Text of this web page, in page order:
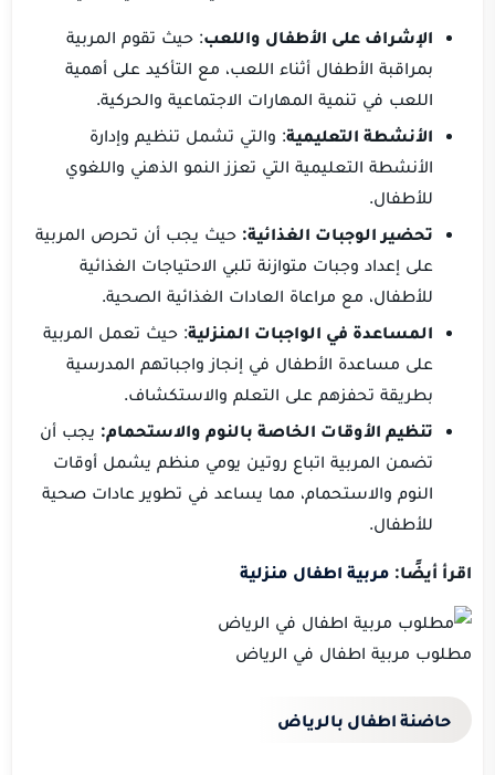
الإشراف على الأطفال واللعب: حيث تقوم المربية
بمراقبة الأطفال أثناء اللعب، مع التأكيد على أهمية
اللعب في تنمية المهارات الاجتماعية والحركية.
الأنشطة التعليمية: والتي تشمل تنظيم وإدارة
الأنشطة التعليمية التي تعزز النمو الذهني واللغوي
للأطفال.
تحضير الوجبات الغذائية: حيث يجب أن تحرص المربية
على إعداد وجبات متوازنة تلبي الاحتياجات الغذائية
للأطفال، مع مراعاة العادات الغذائية الصحية.
المساعدة في الواجبات المنزلية: حيث تعمل المربية
على مساعدة الأطفال في إنجاز واجباتهم المدرسية
بطريقة تحفزهم على التعلم والاستكشاف.
تنظيم الأوقات الخاصة بالنوم والاستحمام: يجب أن
تضمن المربية اتباع روتين يومي منظم يشمل أوقات
النوم والاستحمام، مما يساعد في تطوير عادات صحية
للأطفال.
اقرأ أيضًا: مربية اطفال منزلية
مطلوب مربية اطفال في الرياض
حاضنة اطفال بالرياض